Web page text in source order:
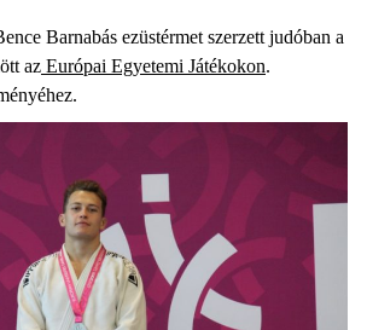
Barnabás ezüstérmet szerzett judóban a
az Európai Egyetemi Játékokon.